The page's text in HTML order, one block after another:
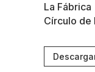
La Fábrica
Círculo de